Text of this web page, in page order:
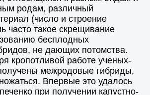
родам, различный
(число и строение
часто такое скрещивание
бесплодных
не дающих потомства.
кропотливой работе ученых-
межродовые гибриды,
Впервые это удалось
при получении капустно-